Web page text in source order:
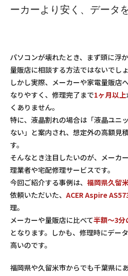
ーカーより安く、データ
パソコンが壊れたとき、まず頭に浮
量販店に相談する方法ではないでしょ
しかし実際、メーカーや家電量販店
なりやすく、修理完了まで1ヶ月以上
くありません。
特に、液晶割れの場合は「液晶ユニ
ない」と案内され、想定外の高額見
す。
そんなとき注目したいのが、メーカ
理業者や宅配修理サービスです。
今回ご紹介する事例は、 福岡県久留
依頼いただいた、 ACER Aspire
理。
メーカーや量販店に比べて半額～3分
となります。しかも、修理時にデー
高いのです。
福岡県や久留米市からでも千葉県に